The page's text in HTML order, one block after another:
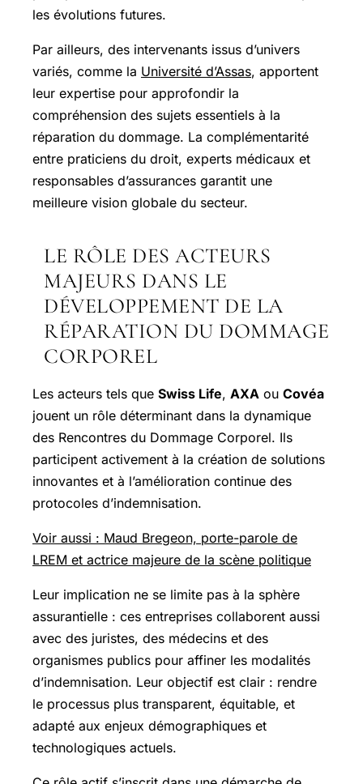
les évolutions futures.
Par ailleurs, des intervenants issus d’univers
variés, comme la Université d’Assas, apportent
leur expertise pour approfondir la
compréhension des sujets essentiels à la
réparation du dommage. La complémentarité
entre praticiens du droit, experts médicaux et
responsables d’assurances garantit une
meilleure vision globale du secteur.
LE RÔLE DES ACTEURS
MAJEURS DANS LE
DÉVELOPPEMENT DE LA
RÉPARATION DU DOMMAGE
CORPOREL
Les acteurs tels que Swiss Life, AXA ou Covéa
jouent un rôle déterminant dans la dynamique
des Rencontres du Dommage Corporel. Ils
participent activement à la création de solutions
innovantes et à l’amélioration continue des
protocoles d’indemnisation.
Voir aussi : Maud Bregeon, porte-parole de
LREM et actrice majeure de la scène politique
Leur implication ne se limite pas à la sphère
assurantielle : ces entreprises collaborent aussi
avec des juristes, des médecins et des
organismes publics pour affiner les modalités
d’indemnisation. Leur objectif est clair : rendre
le processus plus transparent, équitable, et
adapté aux enjeux démographiques et
technologiques actuels.